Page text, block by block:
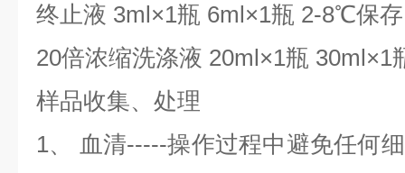
终止液 3ml×1瓶 6ml×1瓶 2-8℃保存
20倍浓缩洗涤液 20ml×1瓶
样品收集、处理
1、 血清-----操作过程中避免任何